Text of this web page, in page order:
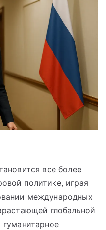
все более
политике, играя
международных
глобальной
гуманитарное